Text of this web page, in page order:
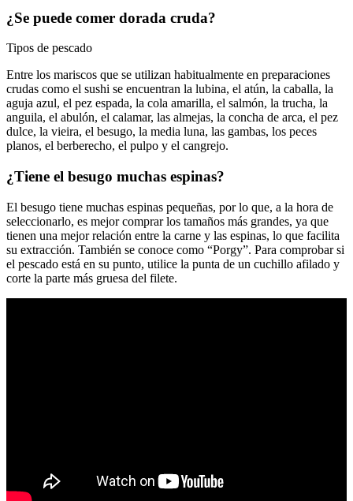
¿Se puede comer dorada cruda?
Tipos de pescado
Entre los mariscos que se utilizan habitualmente en preparaciones
crudas como el sushi se encuentran la lubina, el atún, la caballa, la
aguja azul, el pez espada, la cola amarilla, el salmón, la trucha, la
anguila, el abulón, el calamar, las almejas, la concha de arca, el pez
dulce, la vieira, el besugo, la media luna, las gambas, los peces
planos, el berberecho, el pulpo y el cangrejo.
¿Tiene el besugo muchas espinas?
El besugo tiene muchas espinas pequeñas, por lo que, a la hora de
seleccionarlo, es mejor comprar los tamaños más grandes, ya que
tienen una mejor relación entre la carne y las espinas, lo que facilita
su extracción. También se conoce como “Porgy”. Para comprobar si
el pescado está en su punto, utilice la punta de un cuchillo afilado y
corte la parte más gruesa del filete.